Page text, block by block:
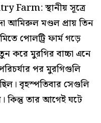
স্থানীয় সূত্রে
আমিরুল মণ্ডল প্রায় তিন
পোলট্রি ফার্ম গড়ে
করে মুরগির বাচ্চা এনে
পর মুরগিগুলি
বৃহস্পতিবার সেগুলি
কিন্তু তার আগেই ঘটে